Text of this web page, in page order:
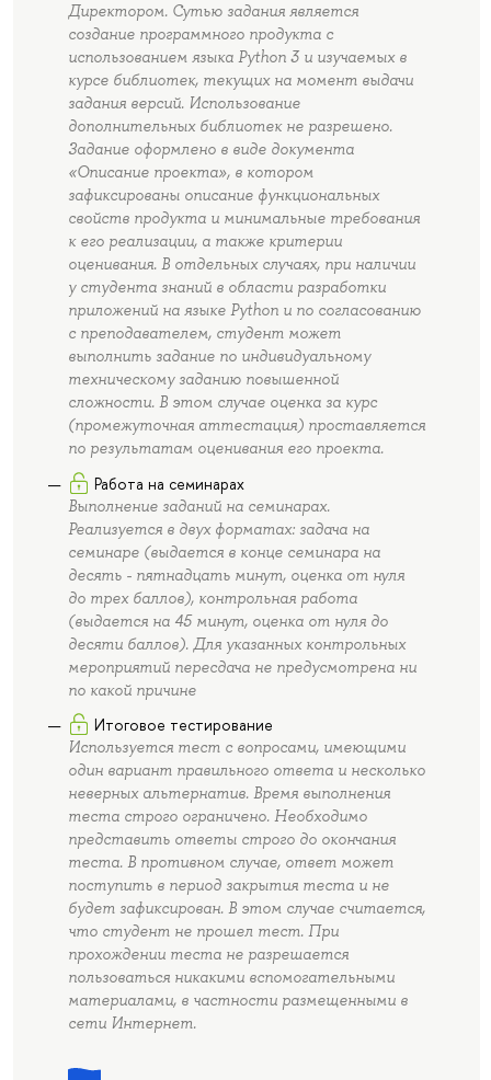
Директором. Сутью задания является
создание программного продукта с
использованием языка Python 3 и изучаемых в
курсе библиотек, текущих на момент выдачи
задания версий. Использование
дополнительных библиотек не разрешено.
Задание оформлено в виде документа
«Описание проекта», в котором
зафиксированы описание функциональных
свойств продукта и минимальные требования
к его реализации, а также критерии
оценивания. В отдельных случаях, при наличии
у студента знаний в области разработки
приложений на языке Python и по согласованию
с преподавателем, студент может
выполнить задание по индивидуальному
техническому заданию повышенной
сложности. В этом случае оценка за курс
(промежуточная аттестация) проставляется
по результатам оценивания его проекта.
Работа на семинарах
Выполнение заданий на семинарах.
Реализуется в двух форматах: задача на
семинаре (выдается в конце семинара на
десять - пятнадцать минут, оценка от нуля
до трех баллов), контрольная работа
(выдается на 45 минут, оценка от нуля до
десяти баллов). Для указанных контрольных
мероприятий пересдача не предусмотрена ни
по какой причине
Итоговое тестирование
Используется тест с вопросами, имеющими
один вариант правильного ответа и несколько
неверных альтернатив. Время выполнения
теста строго ограничено. Необходимо
представить ответы строго до окончания
теста. В противном случае, ответ может
поступить в период закрытия теста и не
будет зафиксирован. В этом случае считается,
что студент не прошел тест. При
прохождении теста не разрешается
пользоваться никакими вспомогательными
материалами, в частности размещенными в
сети Интернет.